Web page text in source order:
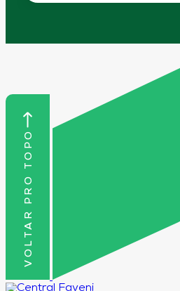
VOLTAR PRO TOPO